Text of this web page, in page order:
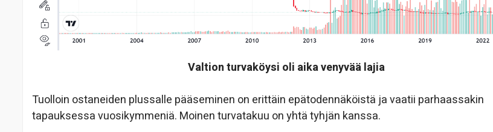
Valtion turvaköysi oli aika venyvää lajia
Tuolloin ostaneiden plussalle pääseminen on erittäin epätodennäköistä ja vaatii parhaassakin
tapauksessa vuosikymmeniä. Moinen turvatakuu on yhtä tyhjän kanssa.